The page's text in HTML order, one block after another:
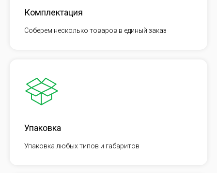
Комплектация
Соберем несколько товаров в единый заказ
Упаковка
Упаковка любых типов и габаритов